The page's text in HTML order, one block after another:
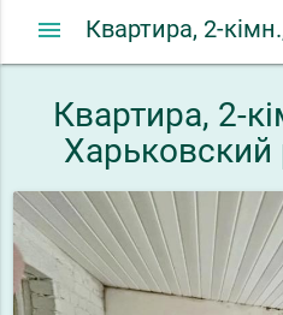
menu
Квартира, 2-